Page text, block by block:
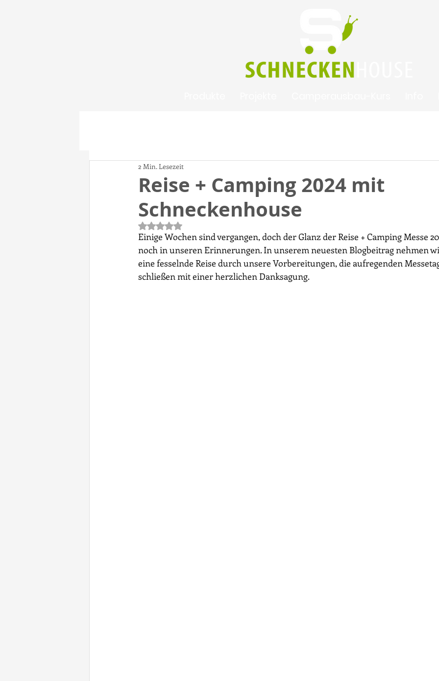
Reise + Camping 2024 mit
Schneckenhouse
2 Min. Lesezeit
Mit NaN von 5 Sternen bewertet.
Einige Wochen sind vergangen, doch der Glanz der Reise + Camping Messe
noch in unseren Erinnerungen. In unserem neuesten Blogbeitrag nehmen
eine fesselnde Reise durch unsere Vorbereitungen, die aufregenden
schließen mit einer herzlichen Danksagung.